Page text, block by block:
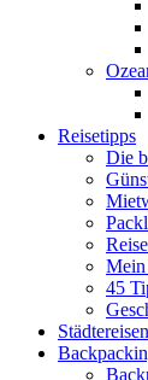
Reisetipps
Die
45
Städtereisen